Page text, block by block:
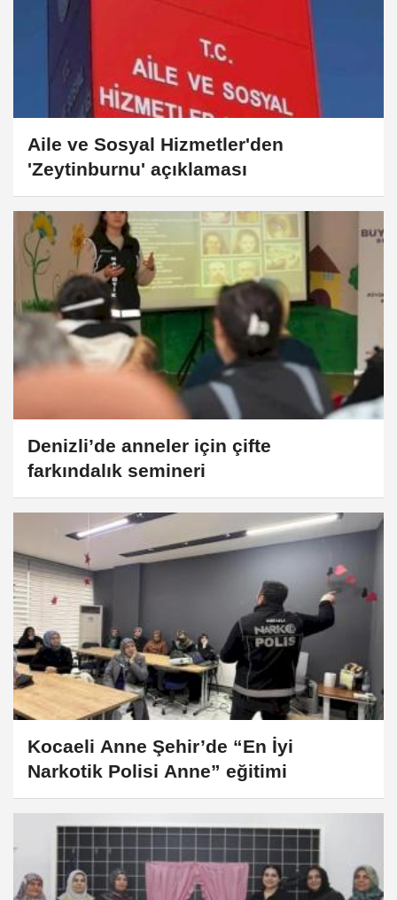
Aile ve Sosyal Hizmetler'den
'Zeytinburnu' açıklaması
Denizli’de anneler için çifte
farkındalık semineri
Kocaeli Anne Şehir’de “En İyi
Narkotik Polisi Anne” eğitimi